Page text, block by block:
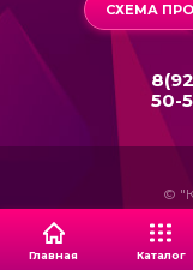
СХЕМА
50-
©
Главная Каталог